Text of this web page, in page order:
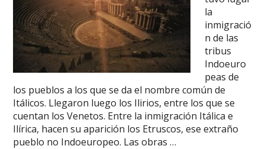
la
inmigració
n de las
tribus
Indoeuro
peas de
los pueblos a los que se da el nombre común de
Itálicos. Llegaron luego los Ilirios, entre los que se
cuentan los Venetos. Entre la inmigración Itálica e
Ilírica, hacen su aparición los Etruscos, ese extraño
pueblo no Indoeuropeo. Las obras …